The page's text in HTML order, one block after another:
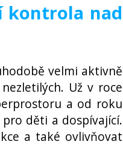
kontrola nad
velmi aktivně
Už v roce
a od roku
děti a dospívající.
a také ovlivňovat